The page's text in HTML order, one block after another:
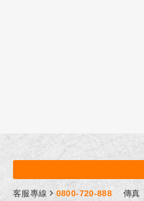
客服專線 0800-720-888 傳真